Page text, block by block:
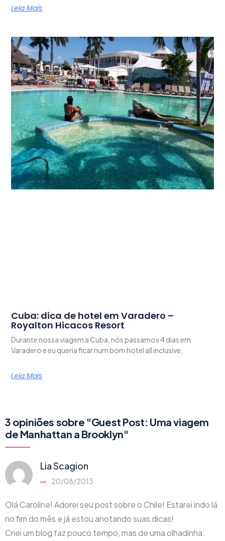
Leia Mais
Cuba: dica de hotel em Varadero –
Royalton Hicacos Resort
Durante nossa viagem a Cuba, nós passamos 4 dias em
Varadero e eu queria ficar num bom hotel all inclusive,
Leia Mais
3 opiniões sobre "Guest Post: Uma viagem
de Manhattan a Brooklyn"
Lia Scagion
20/08/2013
Olá Caroline! Adorei seu post sobre o Chile! Estarei indo lá
no fim do mês e já estou anotando suas dicas!
Criei um blog faz pouco tempo, mas de uma olhadinha: